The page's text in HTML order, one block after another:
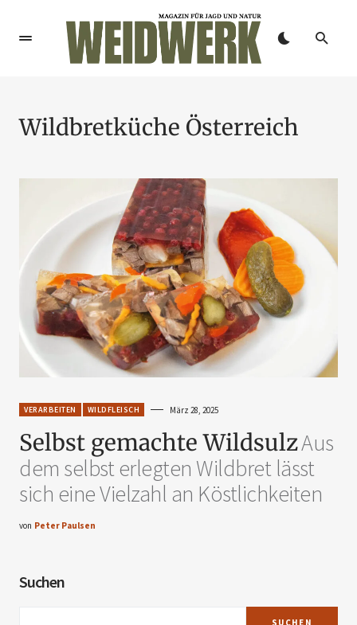
Wildbretküche Österreich
VERARBEITEN WILDFLEISCH März 28, 2025
Selbst gemachte WildsulzAus
dem selbst erlegten Wildbret lässt
sich eine Vielzahl an Köstlichkeiten
von Peter Paulsen
Suchen